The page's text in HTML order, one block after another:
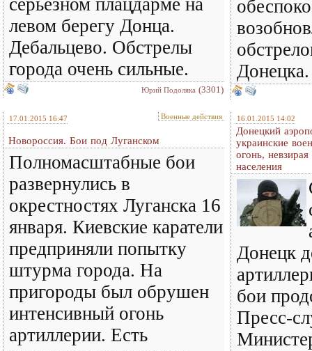
левом берегу Донца.
Дебальцево. Обстрелы
города очень сильные.
Юрий Подоляка (3301)
Донецка.
17.01.2015 16:47 Военные действия
Новороссия. Бои под Луганском
Полномасштабные бои
развернулись в
окрестностях Луганска 16
января. Киевские каратели
предприняли попытку
штурма города. На
пригороды был обрушен
интенсивный огонь
артиллерии. Есть
16.01.2015 14:02
Донецкий
украинские
огонь,
населения
Донецк
бои
Пресс-